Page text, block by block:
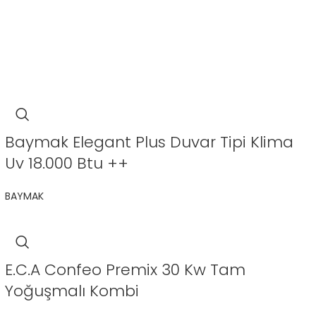
Baymak Elegant Plus Duvar Tipi Klima
Uv 18.000 Btu ++
BAYMAK
E.C.A Confeo Premix 30 Kw Tam
Yoğuşmalı Kombi